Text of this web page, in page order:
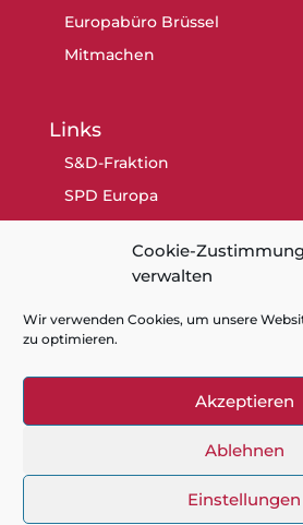
Cookie-Zustimmung
verwalten
Wir verwenden Cookies, um unsere
zu optimieren.
Akzeptieren
Ablehnen
Einstellungen
Europabüro Brüssel
Mitmachen
Links
S&D-Fraktion
SPD Europa
Datenschutz
Cookie-Richtlinie